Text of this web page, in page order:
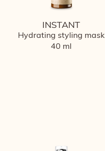
INSTANT
Hydrating styling mask
40 ml